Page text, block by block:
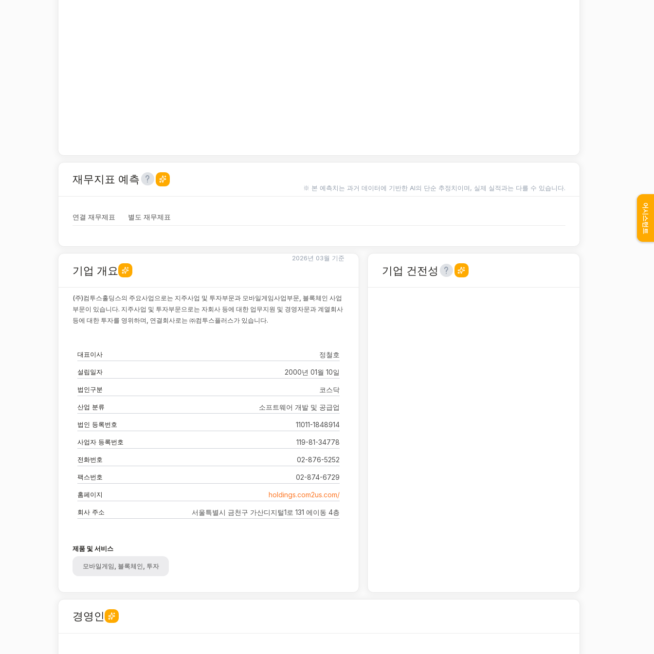
재무지표 예측
※ 본 예측치는 과거 데이터에 기반한 AI의 단순 추정치이며, 실제 실적과는 다를 수 있습니다.
연결 재무제표 별도 재무제표
기업 개요
2026년 03월 기준
(주)컴투스홀딩스의 주요사업으로는 지주사업 및 투자부문과 모바일게임사업부문, 블록체인 사업
부문이 있습니다. 지주사업 및 투자부문으로는 자회사 등에 대한 업무지원 및 경영자문과 계열회사
등에 대한 투자를 영위하며, 연결회사로는 ㈜컴투스플러스가 있습니다.
대표이사 정철호
설립일자 2000년 01월 10일
법인구분 코스닥
산업 분류 소프트웨어 개발 및 공급업
법인 등록번호 11011-1848914
사업자 등록번호 119-81-34778
전화번호 02-876-5252
팩스번호 02-874-6729
홈페이지 holdings.com2us.com/
회사 주소 서울특별시 금천구 가산디지털1로 131 에이동 4층
제품 및 서비스
모바일게임, 블록체인, 투자
기업 건전성
경영인
어시스턴트